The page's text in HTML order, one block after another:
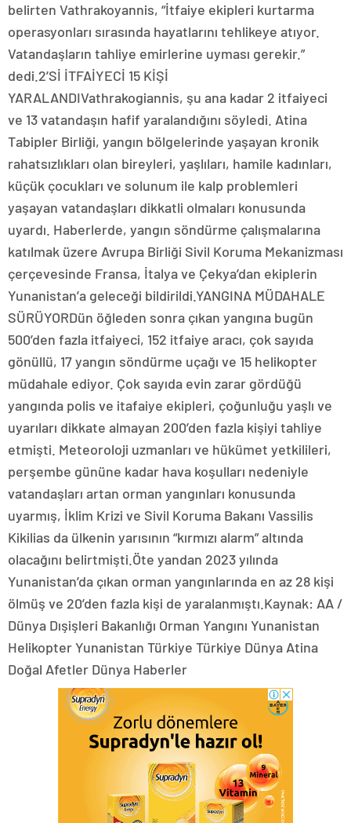
belirten Vathrakoyannis, “İtfaiye ekipleri kurtarma
operasyonları sırasında hayatlarını tehlikeye atıyor.
Vatandaşların tahliye emirlerine uyması gerekir.”
dedi.2’Sİ İTFAİYECİ 15 KİŞİ
YARALANDIVathrakogiannis, şu ana kadar 2 itfaiyeci
ve 13 vatandaşın hafif yaralandığını söyledi. Atina
Tabipler Birliği, yangın bölgelerinde yaşayan kronik
rahatsızlıkları olan bireyleri, yaşlıları, hamile kadınları,
küçük çocukları ve solunum ile kalp problemleri
yaşayan vatandaşları dikkatli olmaları konusunda
uyardı. Haberlerde, yangın söndürme çalışmalarına
katılmak üzere Avrupa Birliği Sivil Koruma Mekanizması
çerçevesinde Fransa, İtalya ve Çekya’dan ekiplerin
Yunanistan’a geleceği bildirildi.YANGINA MÜDAHALE
SÜRÜYORDün öğleden sonra çıkan yangına bugün
500’den fazla itfaiyeci, 152 itfaiye aracı, çok sayıda
gönüllü, 17 yangın söndürme uçağı ve 15 helikopter
müdahale ediyor. Çok sayıda evin zarar gördüğü
yangında polis ve itafaiye ekipleri, çoğunluğu yaşlı ve
uyarıları dikkate almayan 200’den fazla kişiyi tahliye
etmişti. Meteoroloji uzmanları ve hükümet yetkilileri,
perşembe gününe kadar hava koşulları nedeniyle
vatandaşları artan orman yangınları konusunda
uyarmış, İklim Krizi ve Sivil Koruma Bakanı Vassilis
Kikilias da ülkenin yarısının “kırmızı alarm” altında
olacağını belirtmişti.Öte yandan 2023 yılında
Yunanistan’da çıkan orman yangınlarında en az 28 kişi
ölmüş ve 20’den fazla kişi de yaralanmıştı.Kaynak: AA /
Dünya Dışişleri Bakanlığı Orman Yangını Yunanistan
Helikopter Yunanistan Türkiye Türkiye Dünya Atina
Doğal Afetler Dünya Haberler